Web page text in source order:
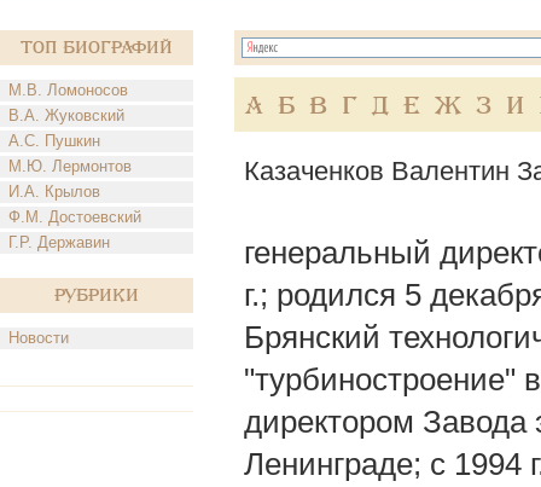
Топ Биографий
М.В. Ломоносов
В.А. Жуковский
А.С. Пушкин
М.Ю. Лермонтов
И.А. Крылов
Ф.М. Достоевский
Г.Р. Державин
Рубрики
Новости
А Б В Г Д Е Ж З И
Казаченков Валентин
генеральный
г.; родился 5
Брянский
"турбиностроение"
директором Завода
Ленинграде; с 1994